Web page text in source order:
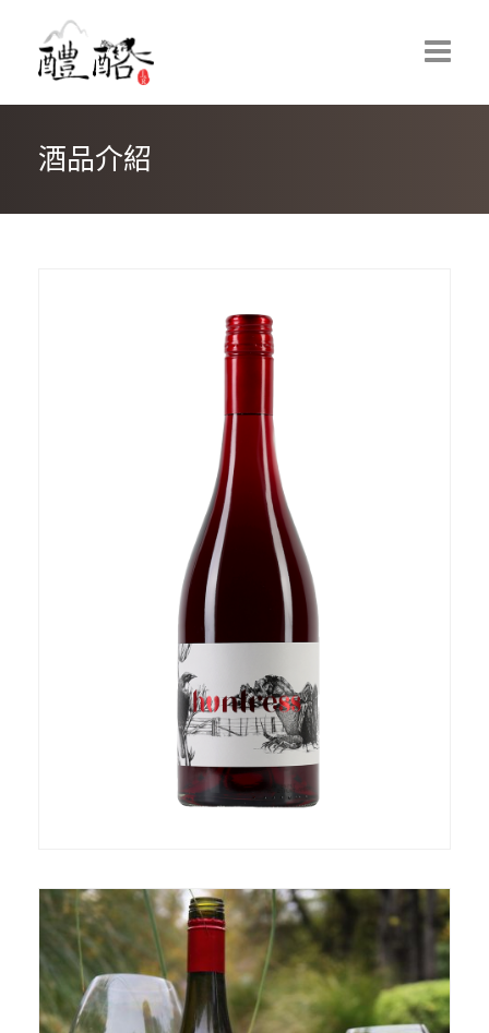
首頁
VICARAGE LANE WINES｜牧者小巷酒莊
HUNTRESS WINES｜女獵手葡萄酒
GREENHOUGH｜格林豪酒莊
TINPOT HUT｜隱世小屋
AUNTSFIELD ESTATE｜愛絲菲爾德酒莊
GREYWACKE｜灰瓦岩酒莊
OSTLER WINES｜奧斯特勒酒莊
TWO PADDOCKS｜雙圍場酒莊
TERRA SANCTA｜聖地酒莊
歐洲葡萄酒
西班牙 DEHESA DEL CARRIZAL｜卡利薩爾酒莊
酒品介紹